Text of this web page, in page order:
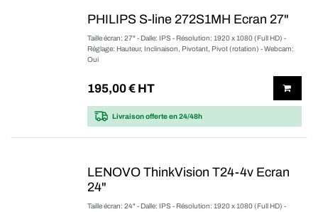
PHILIPS S-line 272S1MH Ecran 27"
Taille écran: 27" - Dalle: IPS - Résolution: 1920 x 1080 (Full HD) -
Réglage: Hauteur, Inclinaison, Pivotant, Pivot (rotation) - Webcam:
Oui
195,00€ HT
Livraison offerteen 24/48h
LENOVO ThinkVision T24-4v Ecran
24"
Taille écran: 24" - Dalle: IPS - Résolution: 1920 x 1080 (Full HD) -